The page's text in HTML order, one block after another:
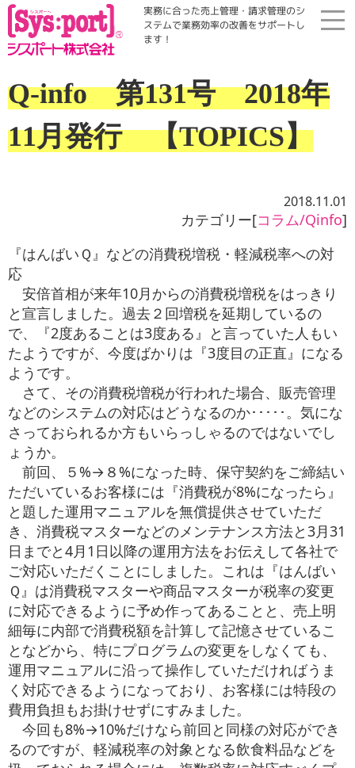
実務に合った売上管理・請求管理のシ
ステムで業務効率の改善をサポートし
ます！
展示会・勉強会
コラム・Qinfo
会社案内
資料請求
お役立ち情報
お問い合わせ
Q-info 第131号 2018年
11月発行 【TOPICS】
2018.11.01
カテゴリー[コラム/Qinfo]
『はんばいＱ』などの消費税増税・軽減税率への対
応
安倍首相が来年10月からの消費税増税をはっきり
と宣言しました。過去２回増税を延期しているの
で、『2度あることは3度ある』と言っていた人もい
たようですが、今度ばかりは『3度目の正直』になる
ようです。
さて、その消費税増税が行われた場合、販売管理
などのシステムの対応はどうなるのか･････。気にな
さっておられるか方もいらっしゃるのではないでし
ょうか。
前回、５%→８%になった時、保守契約をご締結い
ただいているお客様には『消費税が8%になったら』
と題した運用マニュアルを無償提供させていただ
き、消費税マスターなどのメンテナンス方法と3月31
日までと4月1日以降の運用方法をお伝えして各社で
ご対応いただくことにしました。これは『はんばい
Ｑ』は消費税マスターや商品マスターが税率の変更
に対応できるように予め作ってあることと、売上明
細毎に内部で消費税額を計算して記憶させているこ
となどから、特にプログラムの変更をしなくても、
運用マニュアルに沿って操作していただければうま
く対応できるようになっており、お客様には特段の
費用負担もお掛けせずにすみました。
今回も8%→10%だけなら前回と同様の対応ができ
るのですが、軽減税率の対象となる飲食料品などを